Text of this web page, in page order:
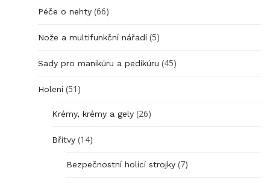
Péče o nehty (66)
Nože a multifunkční nářadí (5)
Sady pro manikúru a pedikúru (45)
Holení (51)
Krémy, krémy a gely (26)
Břitvy (14)
Bezpečnostní holicí strojky (7)